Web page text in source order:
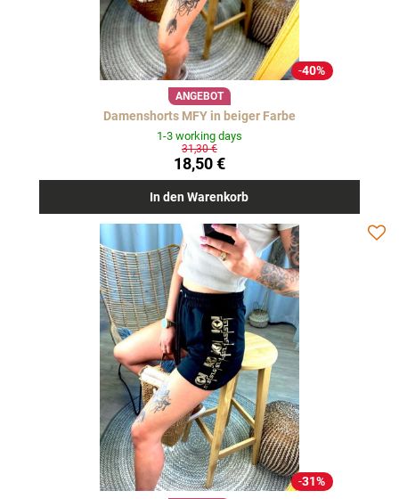
40%
ANGEBOT
Damenshorts MFY in beiger Farbe
1-3 working days
18,50 €
31,30 €
In den Warenkorb
31%